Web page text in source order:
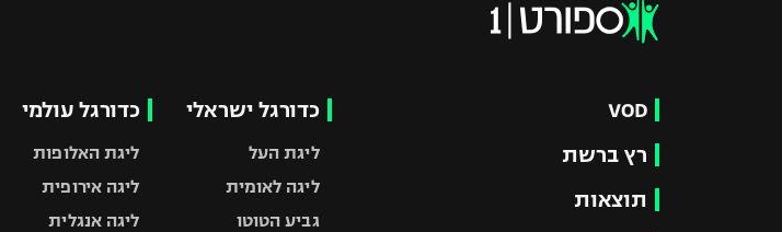
VOD
רץ ברשת
תוצאות
כדורגל ישראלי
ליגת העל
ליגה לאומית
גביע הטוטו
כדורגל עולמי
ליגת האלופות
ליגה אירופית
ליגה אנגלית